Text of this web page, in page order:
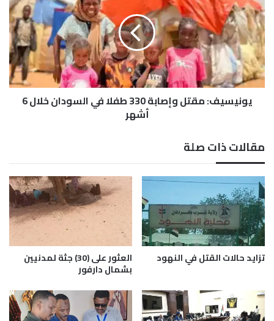
ل
ل
ت
ح
ق
ي
ق
ت
ه
ا
ك
ا
ت
ا
ل
أ
ب
ض
ا
ن
ي
س
ي
ف
:
م
إ
ص
ا
ب
ة
3
3
0
ط
ف
ا
يونيسيف: مقتل وإصابة 330 طفلا في السودان خلال 6
أشهر
مقالات ذات صلة
تزايد حالات القتل في النهود العثور على (30) جثة لمدنيين
بشمال دارفور